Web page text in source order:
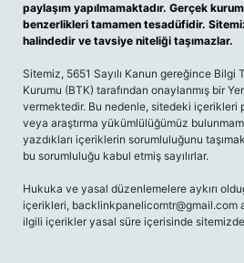
paylaşım yapılmamaktadır. Gerçek
benzerlikleri tamamen tesadüfidir.
halindedir ve tavsiye niteliği taşımazlar.
Sitemiz, 5651 Sayılı Kanun gereğince Bilgi
Kurumu (BTK) tarafından onaylanmış bir
vermektedir. Bu nedenle, sitedeki içerikleri
veya araştırma yükümlülüğümüz
yazdıkları içeriklerin sorumluluğunu
bu sorumluluğu kabul etmiş sayılırlar.
Hukuka ve yasal düzenlemelere aykırı
içerikleri, backlinkpanelicomtr@gmail.com
ilgili içerikler yasal süre içerisinde